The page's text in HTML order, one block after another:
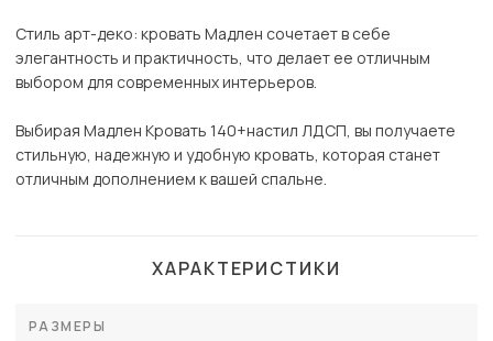
Стиль арт-деко: кровать Мадлен сочетает в себе
элегантность и практичность, что делает ее отличным
выбором для современных интерьеров.
Выбирая Мадлен Кровать 140+настил ЛДСП, вы получаете
стильную, надежную и удобную кровать, которая станет
отличным дополнением к вашей спальне.
ХАРАКТЕРИСТИКИ
РАЗМЕРЫ